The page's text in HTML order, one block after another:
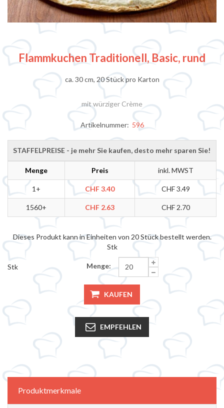
Flammkuchen Traditionell, Basic, rund
ca. 30 cm, 20 Stück pro Karton
mit würziger Crème
Artikelnummer: 596
STAFFELPREISE - je mehr Sie kaufen, desto mehr sparen Sie!
Menge Preis inkl. MWST
1+ CHF 3.40 CHF 3.49
1560+ CHF 2.63 CHF 2.70
Dieses Produkt kann in Einheiten von 20 Stück bestellt werden.
Stk
Menge:
Stk
KAUFEN
EMPFEHLEN
Produktmerkmale
AttributbezeichnungAttributwert